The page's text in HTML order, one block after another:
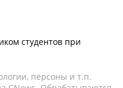
студентов при
персоны и т.п.